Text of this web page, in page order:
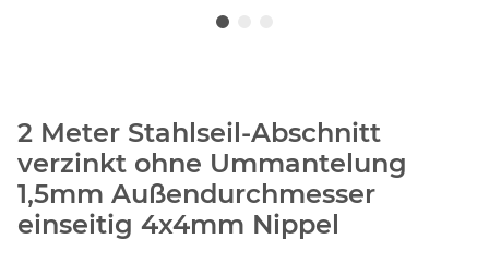
2 Meter Stahlseil-Abschnitt
verzinkt ohne Ummantelung
1,5mm Außendurchmesser
einseitig 4x4mm Nippel